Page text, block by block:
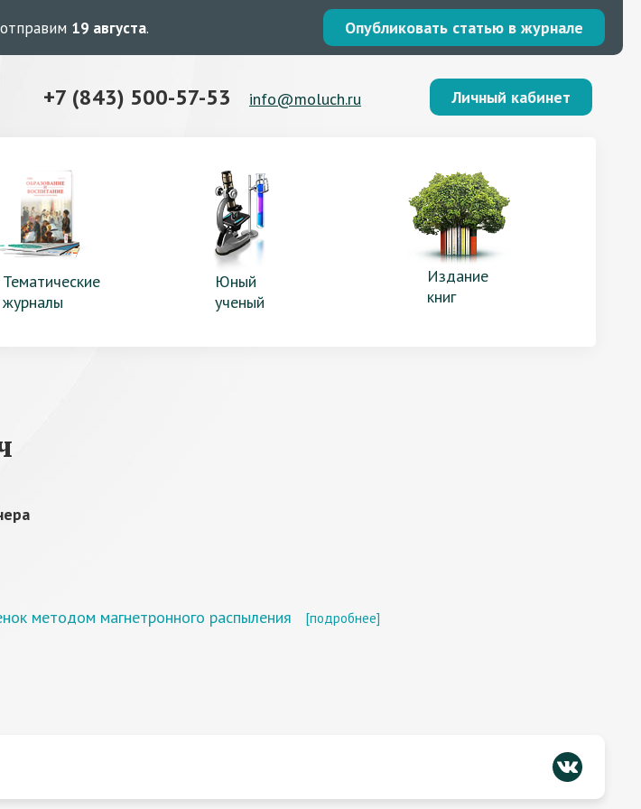
19 августа. Опубликовать статью в журнале
+7 (843) 500-57-53 info@moluch.ru Личный кабинет
Тематические
журналы
Юный
ученый
Издание
книг
методом магнетронного распыления [подробнее]